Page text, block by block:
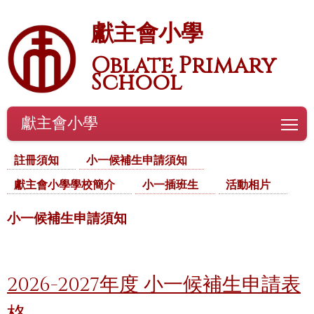
獻主會小學
Oblate Primary
School
獻主會小學
註冊須知
小一候補生申請須知
獻主會小學學校簡介
小一插班生 活動相片
小一候補生申請須知
2026-2027年度 小一候補生申請表